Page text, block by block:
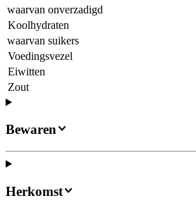
waarvan onverzadigd
Koolhydraten
waarvan suikers
Voedingsvezel
Eiwitten
Zout
Bewaren
Herkomst